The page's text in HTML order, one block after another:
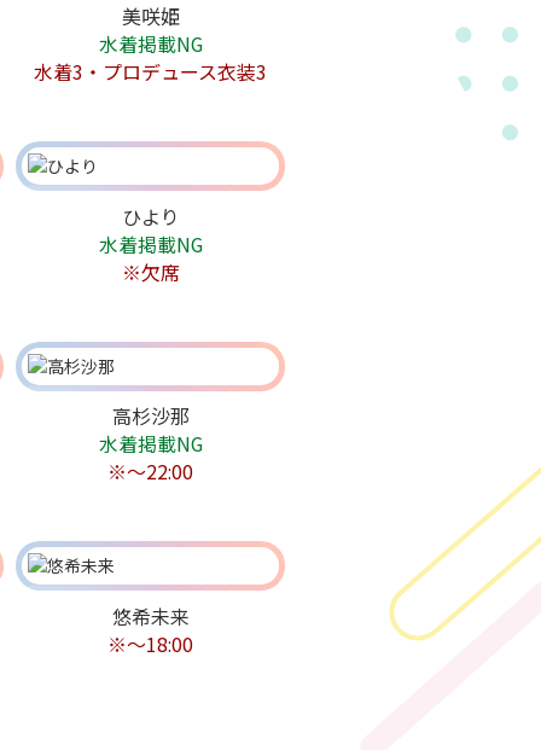
美咲姫
水着掲載NG
水着3・プロデュース衣装3
ひより
水着掲載NG
※欠席
高杉沙那
水着掲載NG
※〜22:00
悠希未来
※〜18:00